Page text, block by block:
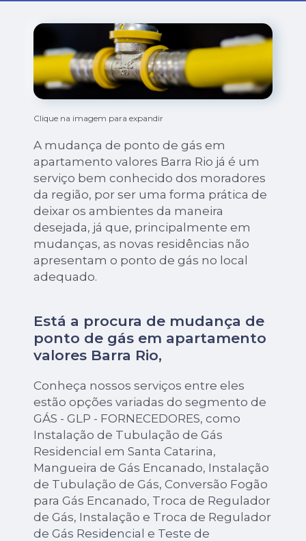
Clique na imagem para expandir
A mudança de ponto de gás em
apartamento valores Barra Rio já é um
serviço bem conhecido dos moradores
da região, por ser uma forma prática de
deixar os ambientes da maneira
desejada, já que, principalmente em
mudanças, as novas residências não
apresentam o ponto de gás no local
adequado.
Está a procura de mudança de
ponto de gás em apartamento
valores Barra Rio,
Conheça nossos serviços entre eles
estão opções variadas do segmento de
GÁS - GLP - FORNECEDORES, como
Instalação de Tubulação de Gás
Residencial em Santa Catarina,
Mangueira de Gás Encanado, Instalação
de Tubulação de Gás, Conversão Fogão
para Gás Encanado, Troca de Regulador
de Gás, Instalação e Troca de Regulador
de Gás Residencial e Teste de